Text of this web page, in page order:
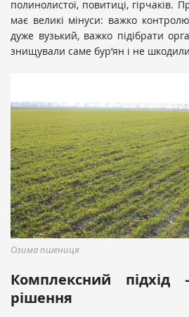
полинолистої, повитиці, гірчаків.
має великі мінуси: важко
дуже вузький, важко підібрати
знищували саме бур’ян і не шкодили
Озима пшениця
Комплексний
рішення